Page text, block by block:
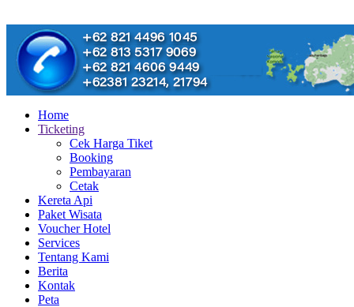
Home
Ticketing
Cek Harga Tiket
Booking
Pembayaran
Cetak
Kereta Api
Paket Wisata
Voucher Hotel
Services
Tentang Kami
Berita
Kontak
Peta